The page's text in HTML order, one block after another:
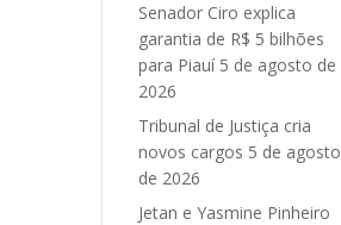
Senador Ciro explica
garantia de R$ 5 bilhões
para Piauí 5 de agosto de
2026
Tribunal de Justiça cria
novos cargos 5 de agosto
de 2026
Jetan e Yasmine Pinheiro